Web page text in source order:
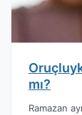
mı?
Ramazan